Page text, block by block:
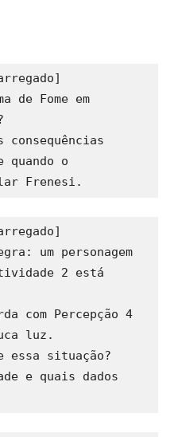
de Fome em
quando o
um personagem
2 está
com Percepção 4
luz.
essa situação?
e quais dados